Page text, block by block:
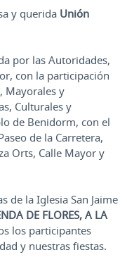
y querida Unión
por las Autoridades,
con la participación
Mayorales y
Culturales y
de Benidorm, con el
de la Carretera,
Orts, Calle Mayor y
de la Iglesia San Jaime
DE FLORES, A LA
los participantes
y nuestras fiestas.